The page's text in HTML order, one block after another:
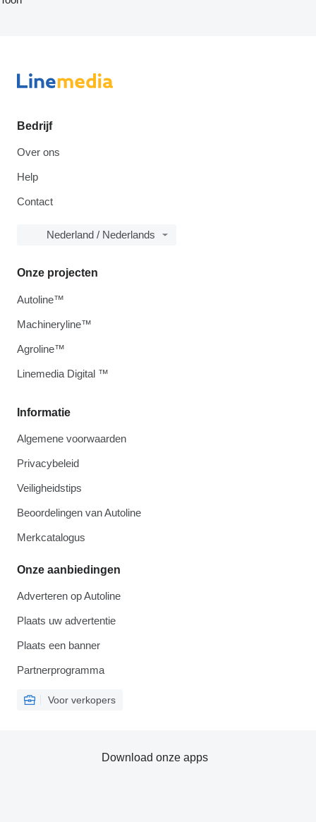
Bedrijf
Over ons
Help
Contact
Nederland / Nederlands
Informatie
Algemene voorwaarden
Privacybeleid
Veiligheidstips
Beoordelingen van Autoline
Merkcatalogus
Onze aanbiedingen
Adverteren op Autoline
Plaats uw advertentie
Plaats een banner
Partnerprogramma
Voor verkopers
Onze projecten
Autoline™
Machineryline™
Agroline™
Linemedia Digital ™
Download onze apps